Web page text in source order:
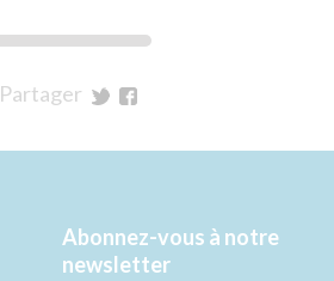
Partager
Twitter
Facebook
Abonnez-vous à notre
newsletter